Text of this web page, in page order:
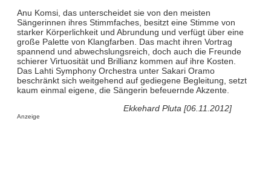
Anu Komsi, das unterscheidet sie von den meisten
Sängerinnen ihres Stimmfaches, besitzt eine Stimme von
starker Körperlichkeit und Abrundung und verfügt über eine
große Palette von Klangfarben. Das macht ihren Vortrag
spannend und abwechslungsreich, doch auch die Freunde
schierer Virtuosität und Brillianz kommen auf ihre Kosten.
Das Lahti Symphony Orchestra unter Sakari Oramo
beschränkt sich weitgehend auf gediegene Begleitung, setzt
kaum einmal eigene, die Sängerin befeuernde Akzente.
Ekkehard Pluta [06.11.2012]
Anzeige